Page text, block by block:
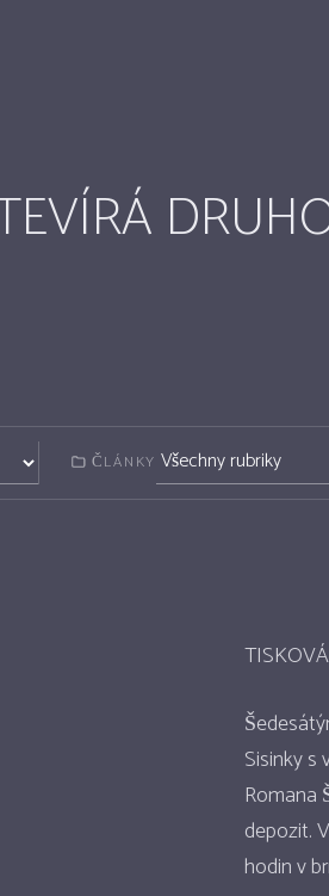
Sisinky
Romana
depozit.
hodin v
ČLÁNKY Články